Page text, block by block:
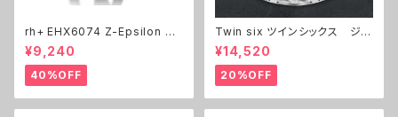
rh+ EHX6074 Z-Epsilon ヘ
ルメット
¥9,240
40%OFF
Twin six ツインシックス ジャ
ージ The BKB
¥14,520
20%OFF